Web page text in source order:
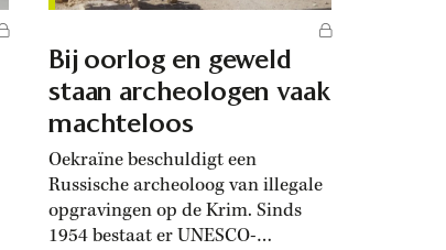
Bij oorlog en geweld
staan archeologen vaak
machteloos
Oekraïne beschuldigt een
Russische archeoloog van illegale
opgravingen op de Krim. Sinds
1954 bestaat er UNESCO-